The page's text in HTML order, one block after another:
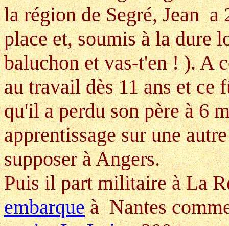
la région de Segré, Jean
place et, soumis à la dure
baluchon et vas-t'en ! ). A
au travail dès 11 ans et ce
qu'il a perdu son père à 6
apprentissage sur une
supposer à Angers.
Puis il part militaire à La
embarqueà Nantes